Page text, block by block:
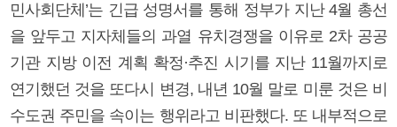
민사회단체’는 긴급 성명서를 통해 정부가 지난 4월 총선
을 앞두고 지자체들의 과열 유치경쟁을 이유로 2차 공공
기관 지방 이전 계획 확정·추진 시기를 지난 11월까지로
연기했던 것을 또다시 변경, 내년 10월 말로 미룬 것은 비
수도권 주민을 속이는 행위라고 비판했다. 또 내부적으로